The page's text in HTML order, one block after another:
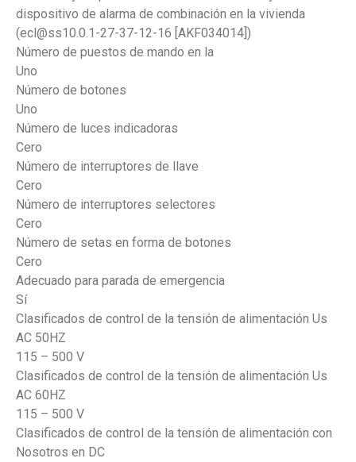
dispositivo de alarma de combinación en la vivienda
(ecl@ss10.0.1-27-37-12-16 [AKF034014])
Número de puestos de mando en la
Uno
Número de botones
Uno
Número de luces indicadoras
Cero
Número de interruptores de llave
Cero
Número de interruptores selectores
Cero
Número de setas en forma de botones
Cero
Adecuado para parada de emergencia
Sí
Clasificados de control de la tensión de alimentación Us
AC 50HZ
115 – 500 V
Clasificados de control de la tensión de alimentación Us
AC 60HZ
115 – 500 V
Clasificados de control de la tensión de alimentación con
Nosotros en DC